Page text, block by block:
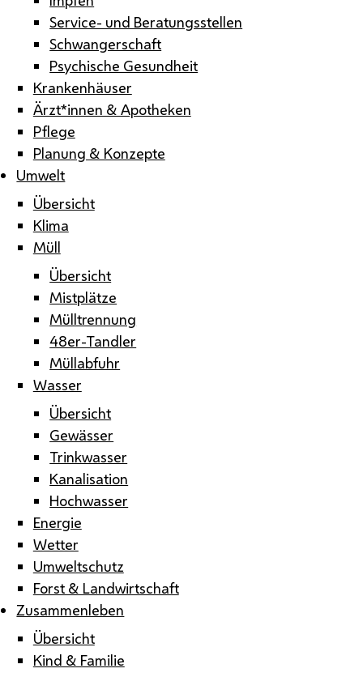
Service- und Beratungsstellen
Schwangerschaft
Psychische Gesundheit
Krankenhäuser
Ärzt*innen & Apotheken
Pflege
Planung & Konzepte
Umwelt
Übersicht
Klima
Müll
Übersicht
Mistplätze
Mülltrennung
48er-Tandler
Müllabfuhr
Wasser
Übersicht
Gewässer
Trinkwasser
Kanalisation
Hochwasser
Energie
Wetter
Umweltschutz
Forst & Landwirtschaft
Zusammenleben
Übersicht
Kind & Familie